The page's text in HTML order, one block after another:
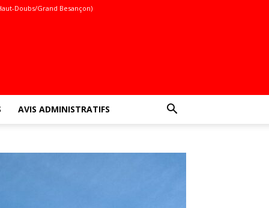
Doubs/Grand Besançon)
AVIS ADMINISTRATIFS